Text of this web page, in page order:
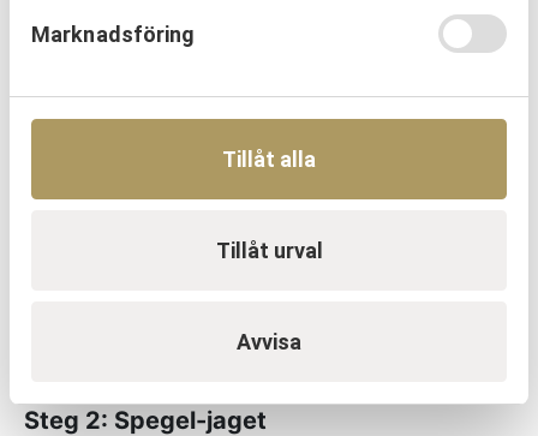
Marknadsföring
Tillåt alla
Tillåt urval
Avvisa
hur du upplever dig själv
när du känner att du är som mest dig själv
och mår bra inombords
Reflektionsfrågor:
Varför valde jag just dessa styrkor?
I vilka situationer känner jag energi och
Steg 2: Spegel-jaget